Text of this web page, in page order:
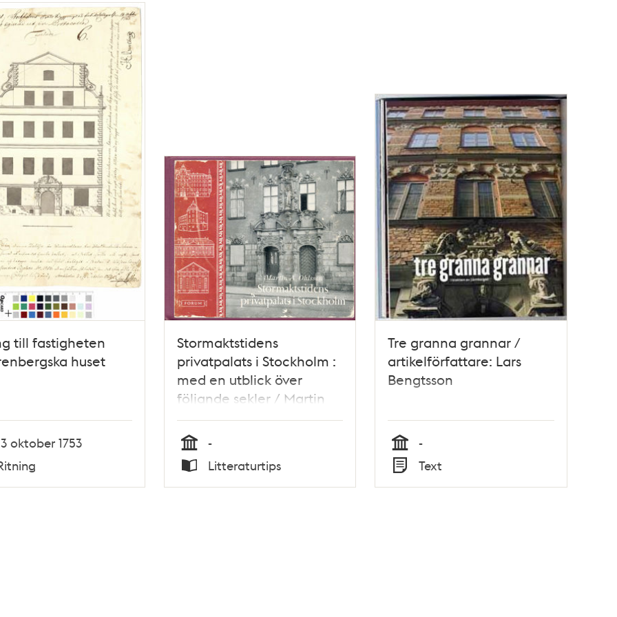
till fastigheten
huset
oktober 1753
Stormaktstidens
privatpalats i Stockholm :
med en utblick över
följande sekler / Martin
Arvid Ohlsson
Tid
-
Typ
Litteraturtips
Tre granna grannar /
artikelförfattare: Lars
Bengtsson
Tid
-
Typ
Text